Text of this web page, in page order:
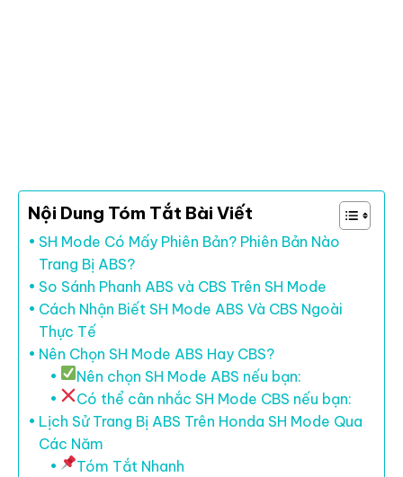
Nội Dung Tóm Tắt Bài Viết
SH Mode Có Mấy Phiên Bản? Phiên Bản Nào
Trang Bị ABS?
So Sánh Phanh ABS và CBS Trên SH Mode
Cách Nhận Biết SH Mode ABS Và CBS Ngoài
Thực Tế
Nên Chọn SH Mode ABS Hay CBS?
Nên chọn SH Mode ABS nếu bạn:
Có thể cân nhắc SH Mode CBS nếu bạn:
Lịch Sử Trang Bị ABS Trên Honda SH Mode Qua
Các Năm
Tóm Tắt Nhanh